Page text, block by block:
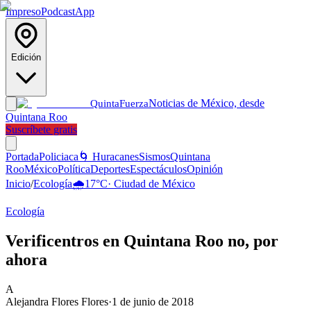
ImpresoPodcastApp
Edición
QuintaFuerzaNoticias de México, desde
Quintana Roo
Suscríbete gratis
PortadaPoliciaca 🌀 HuracanesSismosQuintana
RooMéxicoPolíticaDeportesEspectáculosOpinión
Inicio/Ecología🌧️17°C· Ciudad de México
Ecología
Verificentros en Quintana Roo no, por
ahora
A
Alejandra Flores Flores·1 de junio de 2018